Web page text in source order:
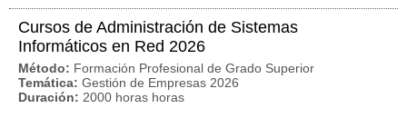
Cursos de Administración de Sistemas
Informáticos en Red 2026
Método: Formación Profesional de Grado Superior
Temática: Gestión de Empresas 2026
Duración: 2000 horas horas